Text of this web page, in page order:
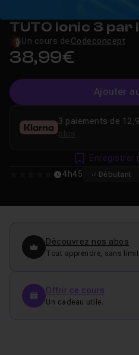
TUTO Ionic 3 par
Un cours de Codeconcept
38,99€
Ajouter
4h45 Débutant
3 paiements de
Enregistrer
Découvrez nos abos
Tout apprendre, sans
Offrir ce cours
Un cadeau utile.